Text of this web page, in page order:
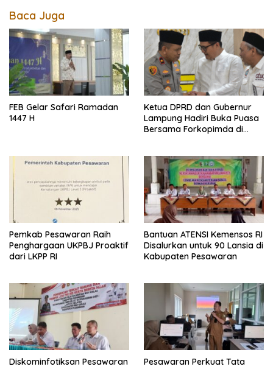
Baca Juga
FEB Gelar Safari Ramadan
1447 H
Ketua DPRD dan Gubernur
Lampung Hadiri Buka Puasa
Bersama Forkopimda di
Pemkab Pesawaran Raih
Penghargaan UKPBJ Proaktif
dari LKPP RI
Bantuan ATENSI Kemensos RI
Disalurkan untuk 90 Lansia di
Kabupaten Pesawaran
Diskominfotiksan Pesawaran
Pesawaran Perkuat Tata